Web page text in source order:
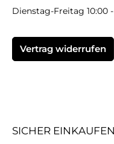
Dienstag-Freitag 10:00
Vertrag widerrufen
SICHER EINKAUFEN